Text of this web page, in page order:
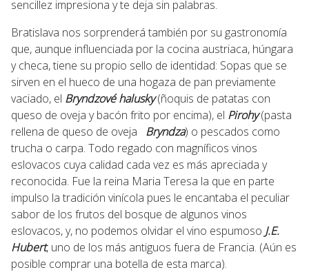
sencillez impresiona y te deja sin palabras.
Bratislava nos sorprenderá también por su gastronomía
que, aunque influenciada por la cocina austriaca, húngara
y checa, tiene su propio sello de identidad: Sopas que se
sirven en el hueco de una hogaza de pan previamente
vaciado, el Bryndzové halusky(ñoquis de patatas con
queso de oveja y bacón frito por encima), el Pirohy(pasta
rellena de queso de oveja Bryndza) o pescados como
trucha o carpa. Todo regado con magníficos vinos
eslovacos cuya calidad cada vez es más apreciada y
reconocida. Fue la reina Maria Teresa la que en parte
impulso la tradición vinícola pues le encantaba el peculiar
sabor de los frutos del bosque de algunos vinos
eslovacos, y, no podemos olvidar el vino espumoso J.E.
Hubert, uno de los más antiguos fuera de Francia. (Aún es
posible comprar una botella de esta marca).